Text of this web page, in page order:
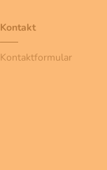
Kontakt
Kontaktformular